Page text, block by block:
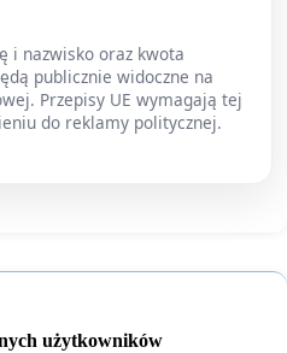
i nazwisko oraz kwota
publicznie widoczne na
Przepisy UE wymagają tej
do reklamy politycznej.
użytkowników